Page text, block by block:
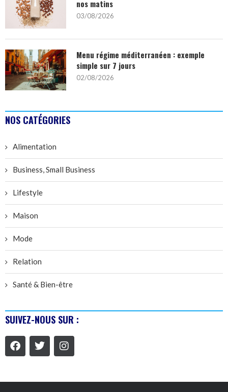
nos matins
03/08/2026
Menu régime méditerranéen : exemple
simple sur 7 jours
02/08/2026
NOS CATÉGORIES
Alimentation
Business, Small Business
Lifestyle
Maison
Mode
Relation
Santé & Bien-être
SUIVEZ-NOUS SUR :